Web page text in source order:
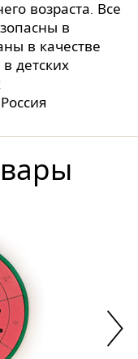
возраста. Все
в
в качестве
детских